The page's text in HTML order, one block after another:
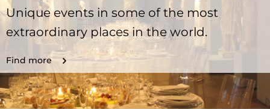
Unique events in some of the most
extraordinary places in the world.
Find more